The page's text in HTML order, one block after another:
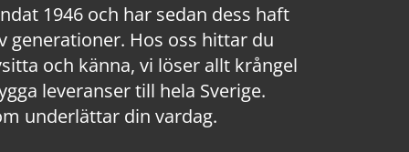
1946 och har sedan dess haft
generationer. Hos oss hittar du
och känna, vi löser allt krångel
leveranser till hela Sverige.
underlättar din vardag.